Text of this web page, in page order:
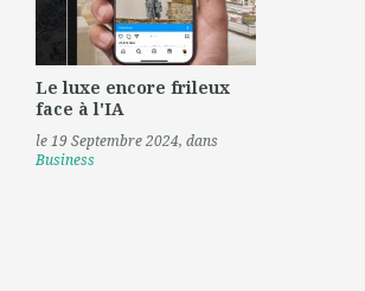
Le luxe encore frileux
face à l'IA
le 19 Septembre 2024, dans
Business